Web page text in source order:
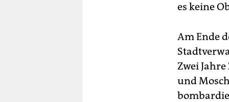
es keine
Am Ende
Zwei
und